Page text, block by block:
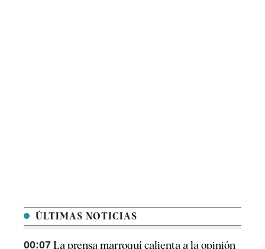
ÚLTIMAS NOTICIAS
00:07 La prensa marroquí calienta a la opinión